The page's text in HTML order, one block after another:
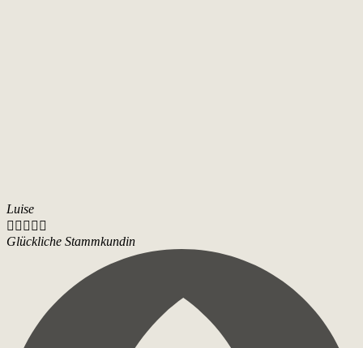
Luise
    
Glückliche Stammkundin